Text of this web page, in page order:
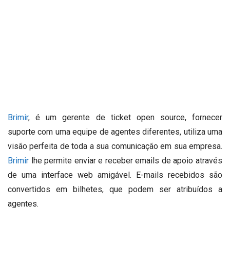
Brimir, é um gerente de ticket open source, fornecer
suporte com uma equipe de agentes diferentes, utiliza uma
visão perfeita de toda a sua comunicação em sua empresa.
Brimir lhe permite enviar e receber emails de apoio através
de uma interface web amigável.
E-mails recebidos são
convertidos em bilhetes, que podem ser atribuídos a
agentes.